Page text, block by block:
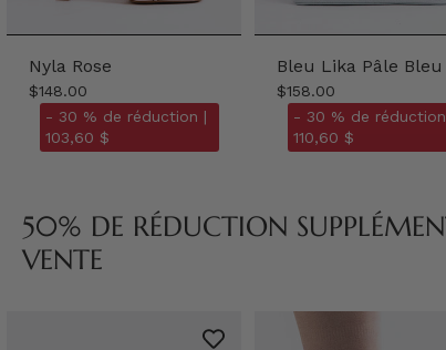
Nyla Rose
$148.00
- 30 % de réduction |
103,60 $
Bleu Lika Pâle Bleu
$158.00
- 30 % de
110,60 $
50% DE RÉDUCTION
VENTE